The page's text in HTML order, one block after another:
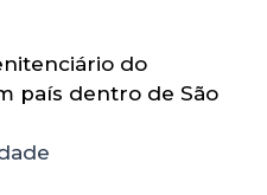
do
país dentro de São